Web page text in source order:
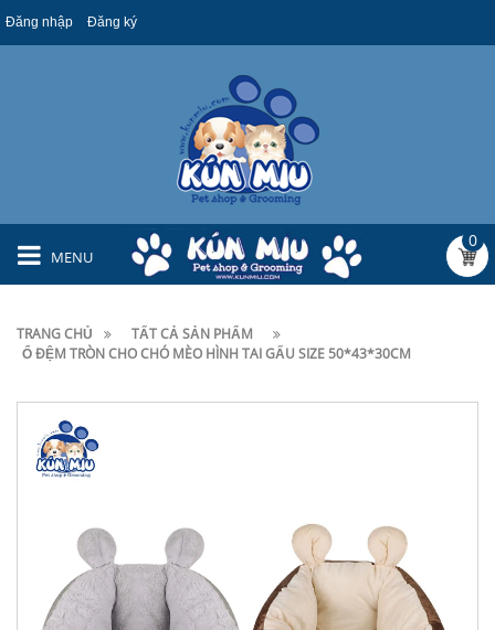
Đăng nhập Đăng ký
MENU
0
TRANG CHỦ
TẤT CẢ SẢN PHẨM
Ổ ĐỆM TRÒN CHO CHÓ MÈO HÌNH TAI GẤU SIZE 50*43*30CM